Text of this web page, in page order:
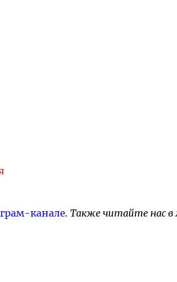
канале. Также читайте нас в